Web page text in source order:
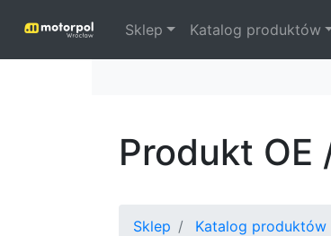
Sklep Katalog produktów
Produkt
Sklep Katalog produktów